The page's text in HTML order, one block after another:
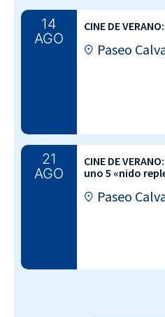
14
AGO
CINE DE
Paseo
21
AGO
CINE DE
uno 5 «nido
Paseo